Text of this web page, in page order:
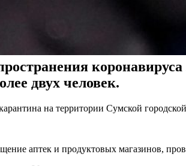
двух человек.
на территории Сумской
аптек и продуктовых магазинов,